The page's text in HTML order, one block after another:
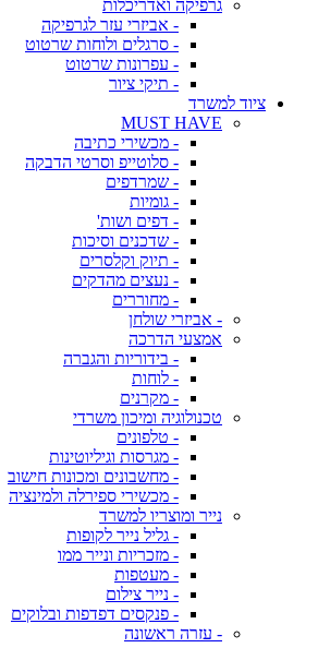
גרפיקה ואדריכלות
- אביזרי עזר לגרפיקה
- סרגלים ולוחות שרטוט
- עפרונות שרטוט
- תיקי ציור
ציוד למשרד
MUST HAVE
- מכשירי כתיבה
- סלוטייפ וסרטי הדבקה
- שמרדפים
- גומיות
- דפים ושות'
- שדכנים וסיכות
- תיוק וקלסרים
- נעצים מהדקים
- מחוררים
- אביזרי שולחן
אמצעי הדרכה
- בידוריות והגברה
- לוחות
- מקרנים
טכנולוגיה ומיכון משרדי
- טלפונים
- מגרסות וגיליוטינות
- מחשבונים ומכונות חישוב
- מכשירי ספירלה ולמינציה
נייר ומוצריו למשרד
- גליל נייר לקופות
- מזכריות ונייר ממו
- מעטפות
- נייר צילום
- פנקסים דפדפות ובלוקים
- עזרה ראשונה